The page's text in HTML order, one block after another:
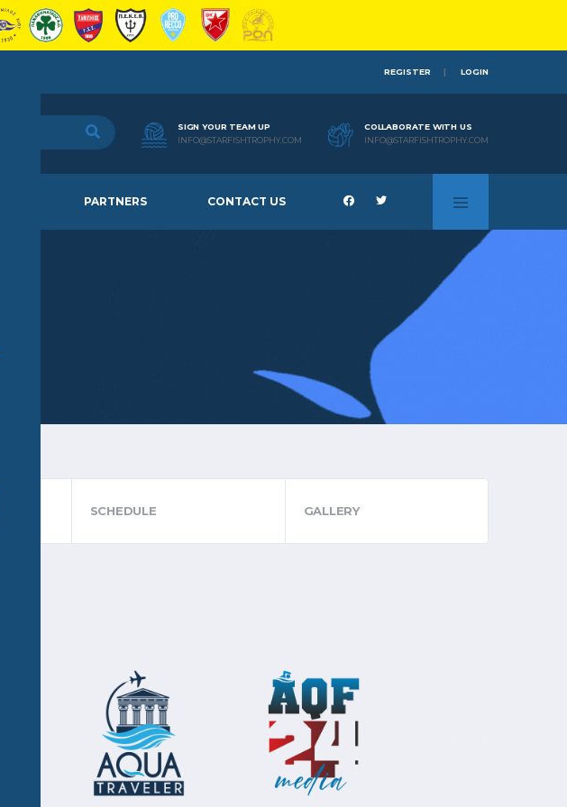
REGISTER LOGIN
SIGN YOUR TEAM UP
INFO@STARFISHTROPHY.COM
COLLABORATE WITH US
INFO@STARFISHTROPHY.COM
PARTNERS CONTACT US
SCHEDULE GALLERY